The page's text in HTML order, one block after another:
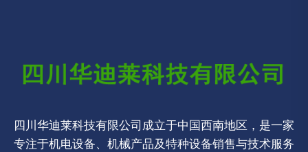
四川华迪莱科技有限公司成立于中国西南地区，是一家
专注于机电设备、机械产品及特种设备销售与技术服务